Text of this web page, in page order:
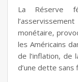
La Réserve
monétaire,
les Américains
de l’inflation, de
d’une dette sans